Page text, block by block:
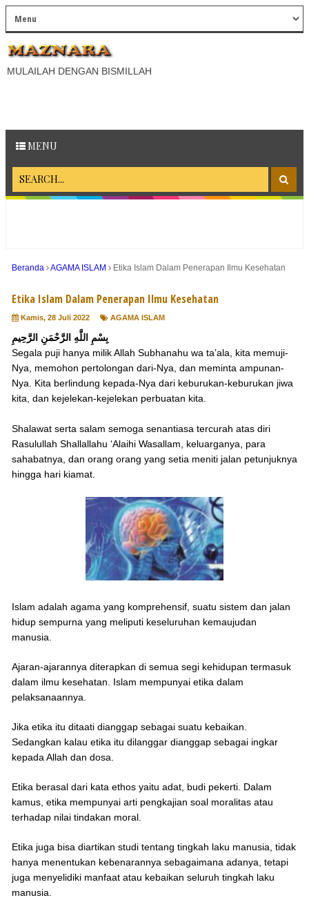
MULAILAH DENGAN BISMILLAH
MENU
Beranda AGAMA ISLAM Etika Islam Dalam Penerapan Ilmu Kesehatan
Etika Islam Dalam Penerapan Ilmu Kesehatan
Kamis, 28 Juli 2022 AGAMA ISLAM
بِسْمِ اللَّهِ الرَّحْمَنِ الرَّحِيمِ
Segala puji hanya milik Allah Subhanahu wa ta’ala, kita memuji-
Nya, memohon pertolongan dari-Nya, dan meminta ampunan-
Nya. Kita berlindung kepada-Nya dari keburukan-keburukan jiwa
kita, dan kejelekan-kejelekan perbuatan kita.
Shalawat serta salam semoga senantiasa tercurah atas diri
Rasulullah Shallallahu ‘Alaihi Wasallam, keluarganya, para
sahabatnya, dan orang orang yang setia meniti jalan petunjuknya
hingga hari kiamat.
Islam adalah agama yang komprehensif, suatu sistem dan jalan
hidup sempurna yang meliputi keseluruhan kemaujudan
manusia.
Ajaran-ajarannya diterapkan di semua segi kehidupan termasuk
dalam ilmu kesehatan. Islam mempunyai etika dalam
pelaksanaannya.
Jika etika itu ditaati dianggap sebagai suatu kebaikan.
Sedangkan kalau etika itu dilanggar dianggap sebagai ingkar
kepada Allah dan dosa.
Etika berasal dari kata ethos yaitu adat, budi pekerti. Dalam
kamus, etika mempunyai arti pengkajian soal moralitas atau
terhadap nilai tindakan moral.
Etika juga bisa diartikan studi tentang tingkah laku manusia, tidak
hanya menentukan kebenarannya sebagaimana adanya, tetapi
juga menyelidiki manfaat atau kebaikan seluruh tingkah laku
manusia.